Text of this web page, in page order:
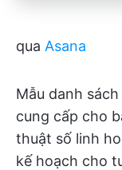
qua Asana
Mẫu danh
cung cấp cho
thuật số linh
kế hoạch cho